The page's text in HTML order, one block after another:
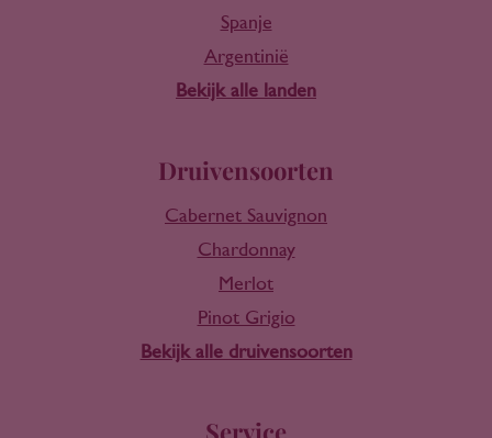
Spanje
Argentinië
Bekijk alle landen
Druivensoorten
Cabernet Sauvignon
Chardonnay
Merlot
Pinot Grigio
Bekijk alle druivensoorten
Service